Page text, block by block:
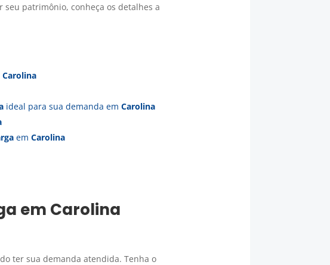
patrimônio, conheça os detalhes a
Carolina
ideal para sua demanda em Carolina
em Carolina
em Carolina
ter sua demanda atendida. Tenha o